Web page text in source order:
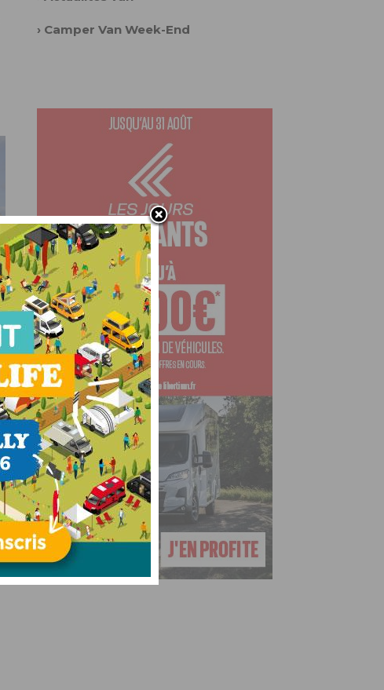
› Camper Van Week-End